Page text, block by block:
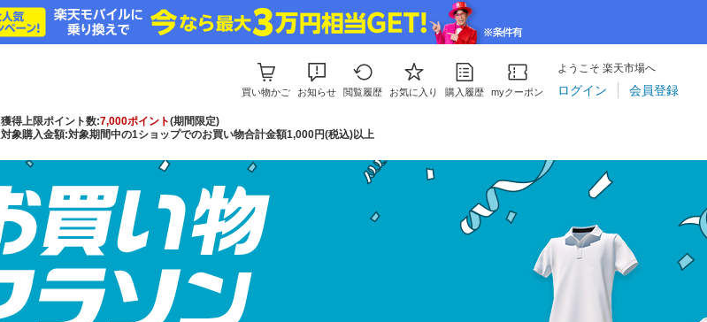
買い物かご お知らせ 閲覧履歴 お気に入り 購入履歴 myクーポン
ようこそ 楽天市場へ
ログイン 会員登録
獲得上限ポイント数:7,000ポイント(期間限定)
対象購入金額:対象期間中の1ショップでのお買い物合計金額1,000円(税込)以上